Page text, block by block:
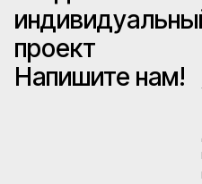
проект
Напишите нам!